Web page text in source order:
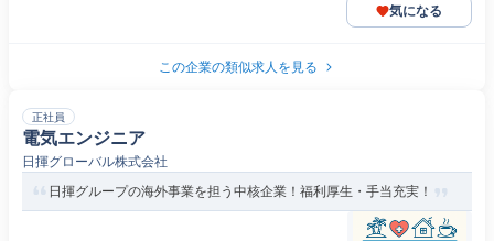
気になる
この企業の類似求人を見る
正社員
電気エンジニア
日揮グローバル株式会社
日揮グループの海外事業を担う中核企業！福利厚生・手当充実！